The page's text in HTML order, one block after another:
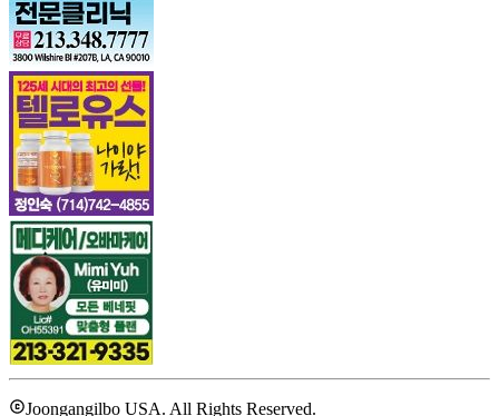
Joongangilbo USA. All Rights Reserved.